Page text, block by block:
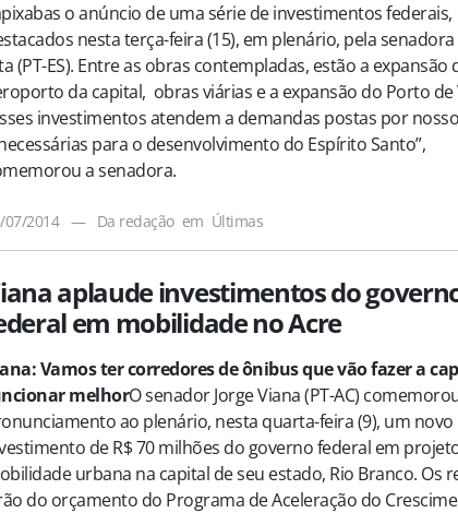
o anúncio de uma série de investimentos federais,
nesta terça-feira (15), em plenário, pela senadora
(PT-ES). Entre as obras contempladas, estão a expansão
da capital, obras viárias e a expansão do Porto de
investimentos atendem a demandas postas por
para o desenvolvimento do Espírito Santo”,
a senadora.
07/2014 — Da redação em Últimas
aplaude investimentos do
em mobilidade no Acre
Vamos ter corredores de ônibus que vão fazer a
melhorO senador Jorge Viana (PT-AC)
ao plenário, nesta quarta-feira (9), um novo
de R$ 70 milhões do governo federal em
urbana na capital de seu estado, Rio Branco. Os
do orçamento do Programa de Aceleração do